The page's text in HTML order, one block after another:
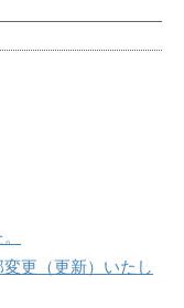
変更（更新）いたし